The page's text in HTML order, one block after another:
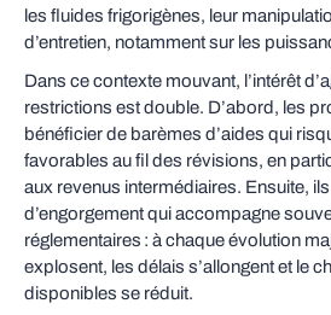
les fluides frigorigènes, leur
d’entretien, notamment sur les
Dans ce contexte mouvant, l’intérêt
restrictions est double. D’abord, les
bénéficier de barèmes d’aides qui
favorables au fil des révisions, en
aux revenus intermédiaires. Ensuite, ils
d’engorgement qui accompagne
réglementaires : à chaque évolution
explosent, les délais s’allongent et le
disponibles se réduit.